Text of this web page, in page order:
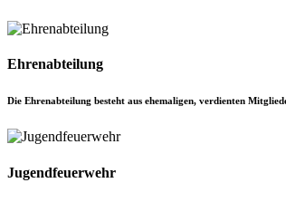
Ehrenabteilung
Die Ehrenabteilung besteht aus ehemaligen, verdienten
Jugendfeuerwehr